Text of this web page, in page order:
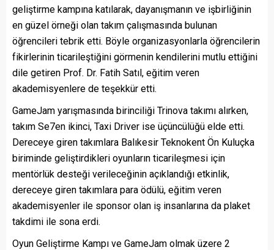
geliştirme kampına katılarak, dayanışmanın ve işbirliğinin
en güzel örneği olan takım çalışmasında bulunan
öğrencileri tebrik etti. Böyle organizasyonlarla öğrencilerin
fikirlerinin ticarileştiğini görmenin kendilerini mutlu ettiğini
dile getiren Prof. Dr. Fatih Satıl, eğitim veren
akademisyenlere de teşekkür etti.
GameJam yarışmasında birinciliği Trinova takımı alırken,
takım Se7en ikinci, Taxi Driver ise üçüncülüğü elde etti.
Dereceye giren takımlara Balıkesir Teknokent Ön Kuluçka
biriminde geliştirdikleri oyunların ticarileşmesi için
mentörlük desteği verileceğinin açıklandığı etkinlik,
dereceye giren takımlara para ödülü, eğitim veren
akademisyenler ile sponsor olan iş insanlarına da plaket
takdimi ile sona erdi.
Oyun Geliştirme Kampı ve GameJam olmak üzere 2